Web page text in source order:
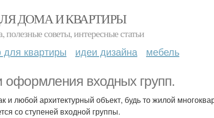
ДОМА И КВАРТИРЫ
советы, интересные статьи
для квартиры идеи дизайна мебель
входных групп.
и любой архитектурный объект, будь то жилой
со ступеней входной группы.